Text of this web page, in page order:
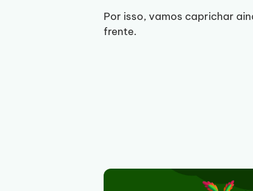
Por isso, vamos caprichar
frente.